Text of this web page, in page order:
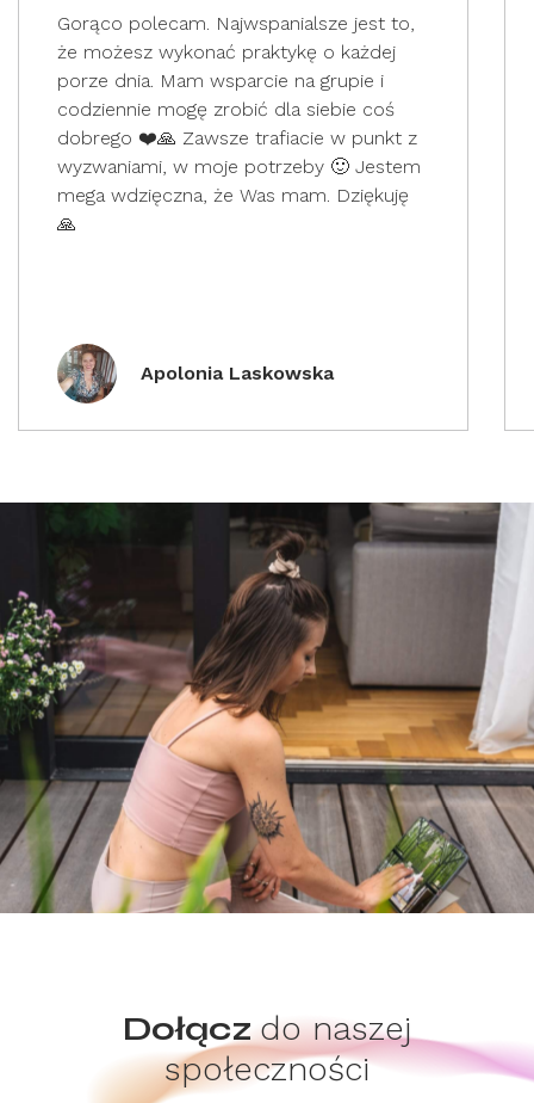
Gorąco polecam. Najwspanialsze jest to,
że możesz wykonać praktykę o każdej
porze dnia. Mam wsparcie na grupie i
codziennie mogę zrobić dla siebie coś
dobrego ❤️🙏 Zawsze trafiacie w punkt z
wyzwaniami, w moje potrzeby 🙂 Jestem
mega wdzięczna, że Was mam. Dziękuję
🙏
Apolonia Laskowska
Dołączdo naszej
społeczności